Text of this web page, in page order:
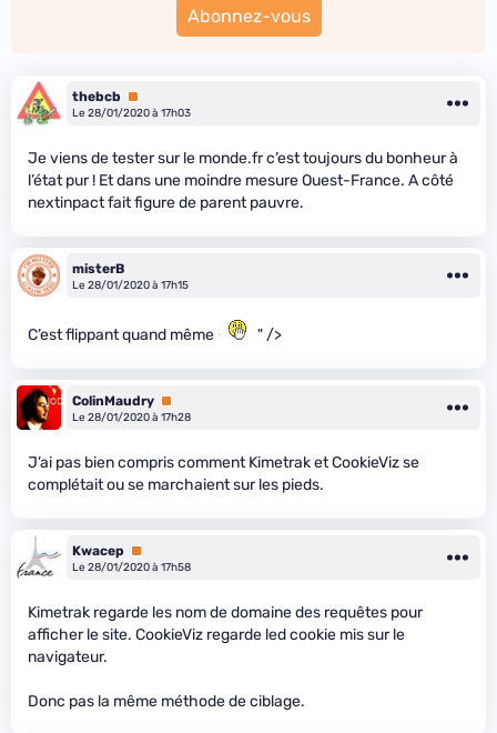
Abonnez-vous
thebcb
Premium
Le 28/01/2020 à 17h03
Je viens de tester sur le monde.fr c’est toujours du bonheur à
l’état pur ! Et dans une moindre mesure Ouest-France. A côté
nextinpact fait figure de parent pauvre.
misterB
Le 28/01/2020 à 17h15
C’est flippant quand même " />
ColinMaudry Premium
Le 28/01/2020 à 17h28
J’ai pas bien compris comment Kimetrak et CookieViz se
complétait ou se marchaient sur les pieds.
Kwacep
Premium
Le 28/01/2020 à 17h58
Kimetrak regarde les nom de domaine des requêtes pour
afficher le site. CookieViz regarde led cookie mis sur le
navigateur.
Donc pas la même méthode de ciblage.